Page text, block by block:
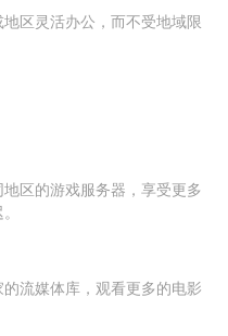
区灵活办公，而不受地域限
区的游戏服务器，享受更多
流媒体库，观看更多的电影